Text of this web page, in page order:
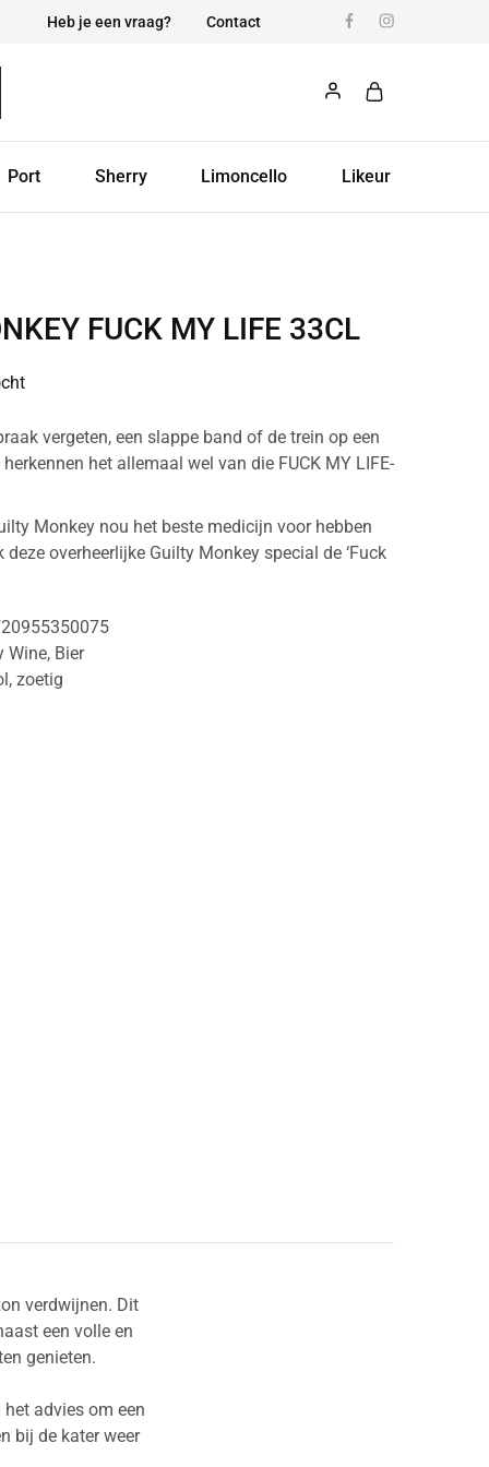
Heb je een vraag? Contact
Port Sherry Limoncello Likeur
FUCK MY LIFE 33CL
vergeten, een slappe band of de trein op een
het allemaal wel van die FUCK MY LIFE-
Monkey nou het beste medicijn voor hebben
overheerlijke Guilty Monkey special de ‘Fuck
Wine, Bier
, zoetig
verdwijnen. Dit
een volle en
genieten.
advies om een
bij de kater weer